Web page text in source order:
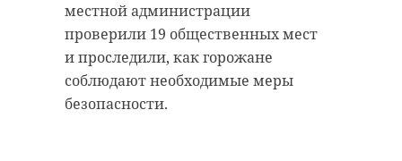
местной администрации
проверили 19 общественных мест
и проследили, как горожане
соблюдают необходимые меры
безопасности.
Корреспондент Александр Сашнев
и его оператор снимали сюжет
про подсчет уток для местного
телеканала.
Подписывайтесь на нас в
Сейчас расчищают рамы, снимают
старый слой краски.